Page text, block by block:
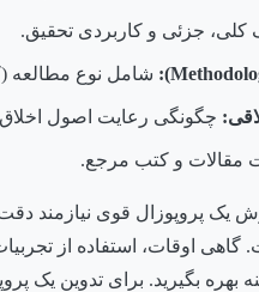
کلی، جزئی و کاربردی تحقیق.
شامل نوع مطالعه
چگونگی رعایت اصول
مقالات و کتب مرجع.
یک پروپوزال قوی نیازمند
اوقات، استفاده از
بهره بگیرید. برای تدوین یک